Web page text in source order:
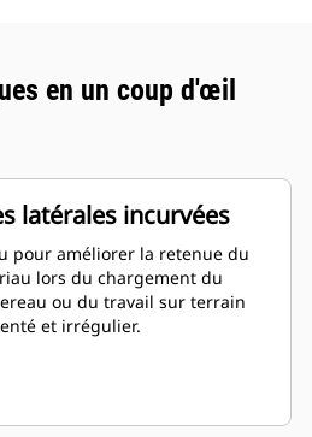
en un coup d'œil
latérales incurvées
pour améliorer la retenue du
lors du chargement du
ou du travail sur terrain
et irrégulier.